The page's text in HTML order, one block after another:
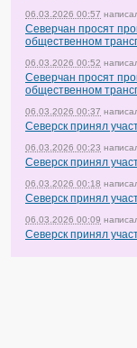
06.03.2026 00:57
Северчан просят
общественном
06.03.2026 00:52
Северчан просят
общественном
06.03.2026 00:37
Северск принял
06.03.2026 00:23
Северск принял
06.03.2026 00:18
Северск принял
06.03.2026 00:09
Северск принял